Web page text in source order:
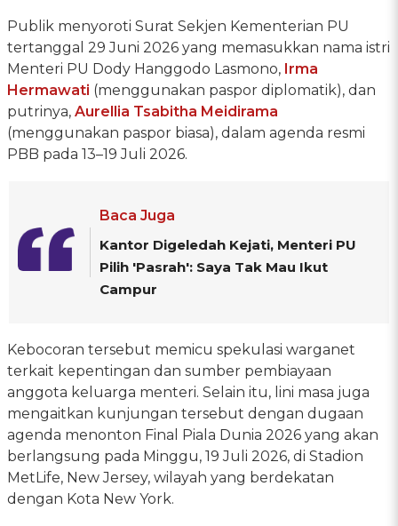
Publik menyoroti Surat Sekjen Kementerian PU
tertanggal 29 Juni 2026 yang memasukkan nama istri
Menteri PU Dody Hanggodo Lasmono, Irma
Hermawati (menggunakan paspor diplomatik), dan
putrinya, Aurellia Tsabitha Meidirama
(menggunakan paspor biasa), dalam agenda resmi
PBB pada 13–19 Juli 2026.
Baca Juga
Kantor Digeledah Kejati, Menteri PU
Pilih 'Pasrah': Saya Tak Mau Ikut
Campur
Kebocoran tersebut memicu spekulasi warganet
terkait kepentingan dan sumber pembiayaan
anggota keluarga menteri. Selain itu, lini masa juga
mengaitkan kunjungan tersebut dengan dugaan
agenda menonton Final Piala Dunia 2026 yang akan
berlangsung pada Minggu, 19 Juli 2026, di Stadion
MetLife, New Jersey, wilayah yang berdekatan
dengan Kota New York.